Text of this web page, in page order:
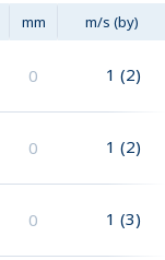
mm m/s (by)
0 1 (2)
0 1 (2)
0 1 (3)